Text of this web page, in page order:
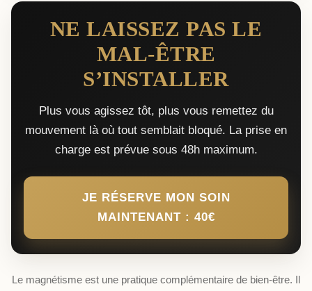
NE LAISSEZ PAS LE
MAL-ÊTRE
S’INSTALLER
Plus vous agissez tôt, plus vous remettez du
mouvement là où tout semblait bloqué. La prise en
charge est prévue sous 48h maximum.
JE RÉSERVE MON SOIN
MAINTENANT : 40€
Le magnétisme est une pratique complémentaire de bien-être. Il